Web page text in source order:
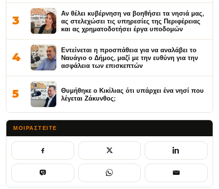
3
Αν θέλει κυβέρνηση να βοηθήσει τα νησιά μας,
ας στελεχώσει τις υπηρεσίες της Περιφέρειας
και ας χρηματοδοτήσει έργα υποδομών
4
Εντείνεται η προσπάθεια για να αναλάβει το
Ναυάγιο ο Δήμος, μαζί με την ευθύνη για την
ασφάλεια των επισκεπτών
5
Θυμήθηκε ο Κικίλιας ότι υπάρχει ένα νησί που
λέγεται Ζάκυνθος;
ΜΟΙΡΑΣΤΕΊΤΕ